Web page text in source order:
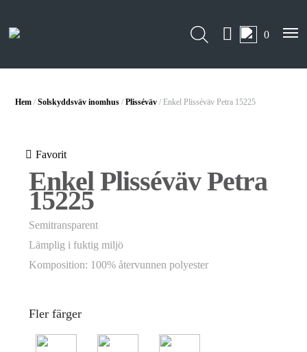
0
Hem /Solskyddsväv inomhus /Plisséväv / Enkel Plisséväv Petra 15225
Favorit
Enkel Plisséväv Petra
15225
Semitransparent
Lämplig i fuktig miljö
Komposition: 100% återvunnen polyester
Fler färger